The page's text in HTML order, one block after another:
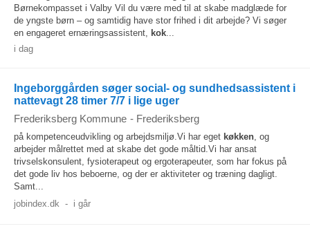
Børnekompasset i Valby Vil du være med til at skabe madglæde for
de yngste børn – og samtidig have stor frihed i dit arbejde? Vi søger
en engageret ernæringsassistent, kok...
i dag
Ingeborggården søger social- og sundhedsassistent i
nattevagt 28 timer 7/7 i lige uger
Frederiksberg Kommune - Frederiksberg
på kompetenceudvikling og arbejdsmiljø.Vi har eget køkken, og
arbejder målrettet med at skabe det gode måltid.Vi har ansat
trivselskonsulent, fysioterapeut og ergoterapeuter, som har fokus på
det gode liv hos beboerne, og der er aktiviteter og træning dagligt.
Samt...
jobindex.dk - i går